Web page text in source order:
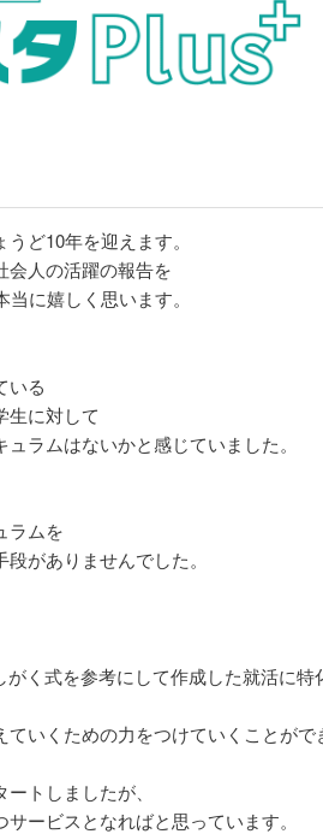
ど10年を迎えます。
会人の活躍の報告を
に嬉しく思います。
いる
生に対して
ラムはないかと感じていました。
ラムを
がありませんでした。
く式を参考にして作成した就活に特
いくための力をつけていくことがで
トしましたが、
ービスとなればと思っています。